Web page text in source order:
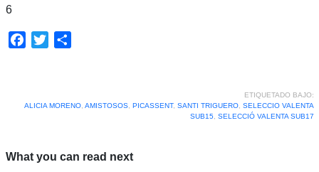
6
Facebook
Twitter
ETIQUETADO BAJO:
ALICIA MORENO, AMISTOSOS, PICASSENT, SANTI TRIGUERO, SELECCIO VALENTA
SUB15, SELECCIÓ VALENTA SUB17
What you can read next